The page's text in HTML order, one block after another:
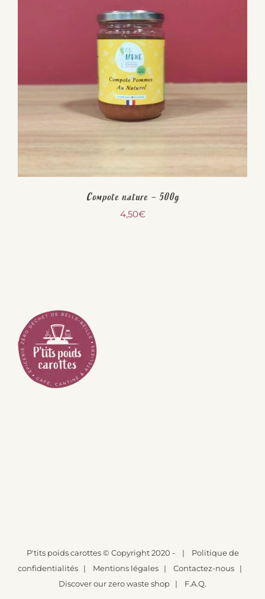
Compote nature – 500g
4,50€
P'tits poids carottes© Copyright 2020 - | Politique de
confidentialités | Mentions légales | Contactez-nous |
Discover our zero waste shop | F.A.Q.